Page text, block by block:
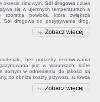
okresie zimowym. Sól drogowa działa
się w ujemnych temperaturach a
powłoka, która zwiększa
Sól drogowa do posypywania dróg,
Zobacz więcej
bez potrzeby rezerwowania
jest w warunkach, które
solnym w odniesieniu do jakości są
co obniża koszty przywozu surowca
Zobacz więcej